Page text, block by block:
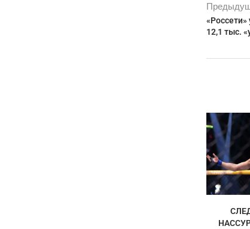
«Россети»
12,1 тыс.